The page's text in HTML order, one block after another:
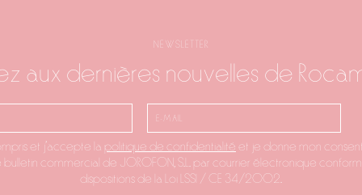
NEWSLETTER
aux dernières nouvelles de
et j'accepte la politique de confidentialité et je donne mon
commercial de JOROFON, S.L. par courrier électronique
dispositions de la Loi LSSI / CE 34/2002.